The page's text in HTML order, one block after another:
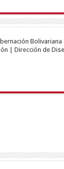
| Dirección de